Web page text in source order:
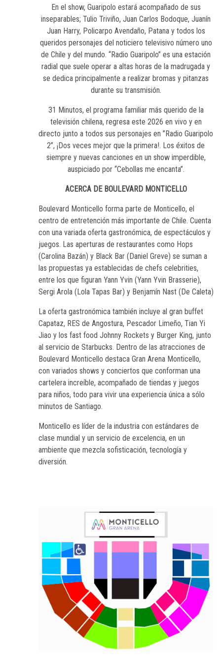
En el show, Guaripolo estará acompañado de sus
inseparables; Tulio Triviño, Juan Carlos Bodoque, Juanín
Juan Harry, Policarpo Avendaño, Patana y todos los
queridos personajes del noticiero televisivo número uno
de Chile y del mundo. “Radio Guaripolo” es una estación
radial que suele operar a altas horas de la madrugada y
se dedica principalmente a realizar bromas y pitanzas
durante su transmisión.
31 Minutos, el programa familiar más querido de la
televisión chilena, regresa este 2026 en vivo y en
directo junto a todos sus personajes en ”Radio Guaripolo
2”, ¡Dos veces mejor que la primera!. Los éxitos de
siempre y nuevas canciones en un show imperdible,
auspiciado por “Cebollas me encanta”.
ACERCA DE BOULEVARD MONTICELLO
Boulevard Monticello forma parte de Monticello, el
centro de entretención más importante de Chile. Cuenta
con una variada oferta gastronómica, de espectáculos y
juegos. Las aperturas de restaurantes como Hops
(Carolina Bazán) y Black Bar (Daniel Greve) se suman a
las propuestas ya establecidas de chefs celebrities,
entre los que figuran Yann Yvin (Yann Yvin Brasserie),
Sergi Arola (Lola Tapas Bar) y Benjamín Nast (De Caleta)
La oferta gastronómica también incluye al gran buffet
Capataz, RES de Angostura, Pescador Limeño, Tian Yi
Jiao y los fast food Johnny Rockets y Burger King, junto
al servicio de Starbucks. Dentro de las atracciones de
Boulevard Monticello destaca Gran Arena Monticello,
con variados shows y conciertos que conforman una
cartelera increíble, acompañado de tiendas y juegos
para niños, todo para vivir una experiencia única a sólo
minutos de Santiago.
Monticello es líder de la industria con estándares de
clase mundial y un servicio de excelencia, en un
ambiente que mezcla sofisticación, tecnología y
diversión.